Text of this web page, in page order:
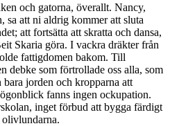
och gatorna, överallt. Nancy,
sa att ni aldrig kommer att sluta
att fortsätta att skratta och dansa,
Skaria göra. I vackra dräkter från
fattigdomen bakom. Till
debke som förtrollade oss alla, som
jorden och kropparna att
fanns ingen ockupation.
inget förbud att bygga färdigt